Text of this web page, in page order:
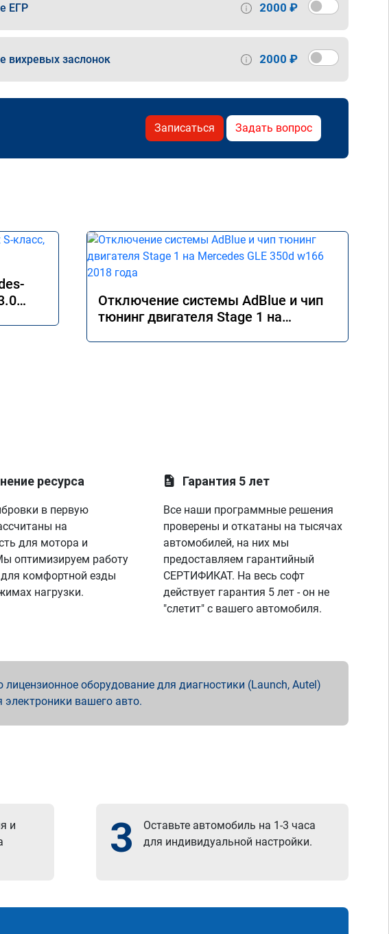
ЕГР 2000 ₽
вихревых заслонок 2000 ₽
Записаться Задать вопрос
Отключение системы AdBlue и чип
тюнинг двигателя Stage 1 на
ресурса
в первую
на
для мотора и
оптимизируем работу
для комфортной езды
нагрузки.
Гарантия 5 лет
Все наши программные решения
проверены и откатаны на тысячах
автомобилей, на них мы
предоставляем гарантийный
СЕРТИФИКАТ. На весь софт
действует гарантия 5 лет - он не
"слетит" с вашего автомобиля.
оборудование для диагностики (Launch, Autel)
электроники вашего авто.
и
3
Оставьте автомобиль на 1-3 часа
для индивидуальной настройки.